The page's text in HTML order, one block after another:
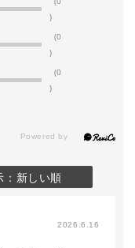
ートに入れる
)
(0
)
(0
)
：新しい順
2026.6.16